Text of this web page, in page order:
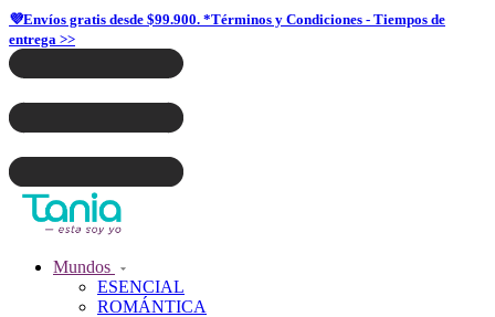
💜Envíos gratis desde $99.900. *Términos y Condiciones - Tiempos de
entrega >>
Mundos
ESENCIAL
ROMÁNTICA